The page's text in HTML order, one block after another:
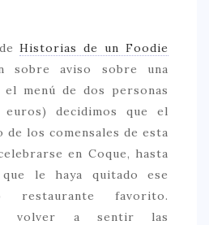
deHistorias de un Foodie
sobre aviso sobre una
menú de dos personas
decidimos que el
de los comensales de esta
en Coque, hasta
le haya quitado ese
restaurante favorito.
volver a sentir las